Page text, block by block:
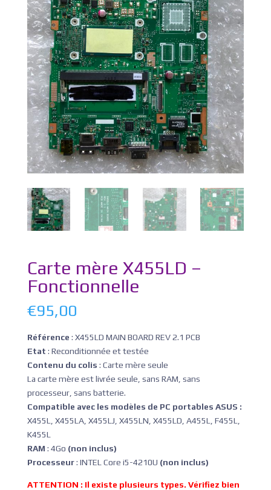
Carte mère X455LD –
Fonctionnelle
€95,00
Référence : X455LD MAIN BOARD REV 2.1 PCB
Etat : Reconditionnée et testée
Contenu du colis : Carte mère seule
La carte mère est livrée seule, sans RAM, sans
processeur, sans batterie.
Compatible avec les modèles de PC portables ASUS :
X455L, X455LA, X455LJ, X455LN, X455LD, A455L, F455L,
K455L
RAM : 4Go (non inclus)
Processeur: INTEL Core i5-4210U (non inclus)
ATTENTION : Il existe plusieurs types. Vérifiez bien